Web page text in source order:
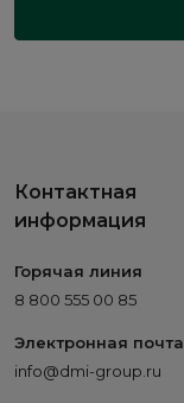
Контактная
информация
Горячая линия
8 800 555 00 85
Электронная почта
info@dmi-group.ru